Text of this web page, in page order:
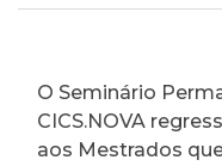
O Seminário
CICS.NOVA
aos Mestrados